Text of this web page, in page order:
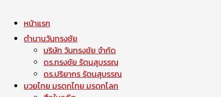
หน้าแรก
ตำนานวันทรงชัย
บริษัท วันทรงชัย จำกัด
ดร.ทรงชัย รัตนสุบรรณ
ดร.ปริยากร รัตนสุบรรณ
มวยไทย มรดกไทย มรดกโลก